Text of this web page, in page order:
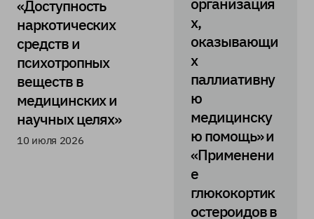
«Доступность
наркотических
средств и
психотропных
веществ в
медицинских и
научных целях»
10 июля 2026
х,
оказывающи
х
паллиативну
ю
медицинску
ю помощь» и
«Применени
е
глюкокортик
остероидов в